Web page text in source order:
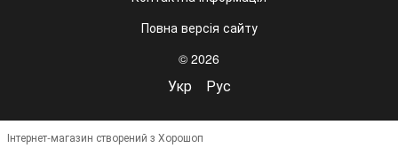
Повна версія сайту
© 2026
Укр Рус
Інтернет-магазин створений з Хорошоп